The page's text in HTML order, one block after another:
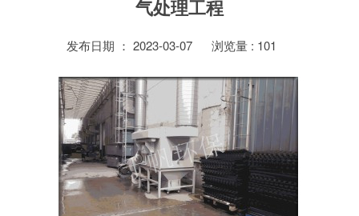
气处理工程
发布日期 ： 2023-03-07 浏览量 : 101